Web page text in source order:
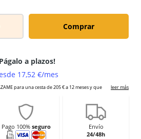
Comprar
Pago 100% seguro
Envío
24/48h